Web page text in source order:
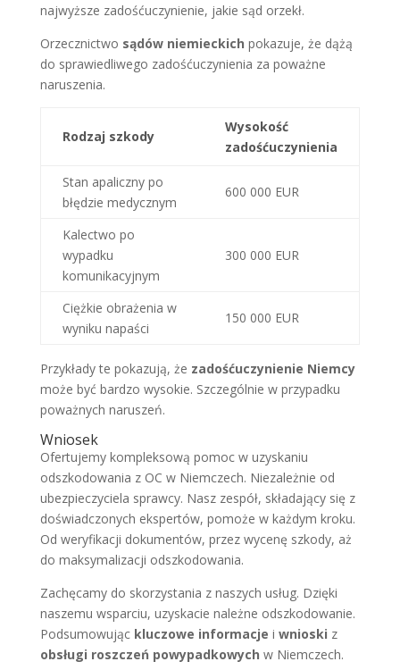
najwyższe zadośćuczynienie, jakie sąd orzekł.
Orzecznictwo sądów niemieckich pokazuje, że dążą
do sprawiedliwego zadośćuczynienia za poważne
naruszenia.
Rodzaj szkody
Wysokość
zadośćuczynienia
Stan apaliczny po
błędzie medycznym
600 000 EUR
Kalectwo po
wypadku
komunikacyjnym
300 000 EUR
Ciężkie obrażenia w
wyniku napaści
150 000 EUR
Przykłady te pokazują, że zadośćuczynienie Niemcy
może być bardzo wysokie. Szczególnie w przypadku
poważnych naruszeń.
Wniosek
Ofertujemy kompleksową pomoc w uzyskaniu
odszkodowania z OC w Niemczech. Niezależnie od
ubezpieczyciela sprawcy. Nasz zespół, składający się z
doświadczonych ekspertów, pomoże w każdym kroku.
Od weryfikacji dokumentów, przez wycenę szkody, aż
do maksymalizacji odszkodowania.
Zachęcamy do skorzystania z naszych usług. Dzięki
naszemu wsparciu, uzyskacie należne odszkodowanie.
Podsumowując kluczowe informacje i wnioski z
obsługi roszczeń powypadkowych w Niemczech.